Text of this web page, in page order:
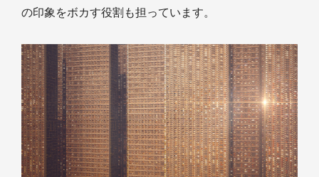
の印象をボカす役割も担っています。